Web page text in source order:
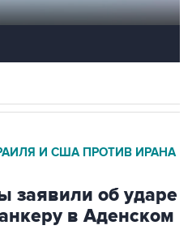
заявили об ударе
в Аденском